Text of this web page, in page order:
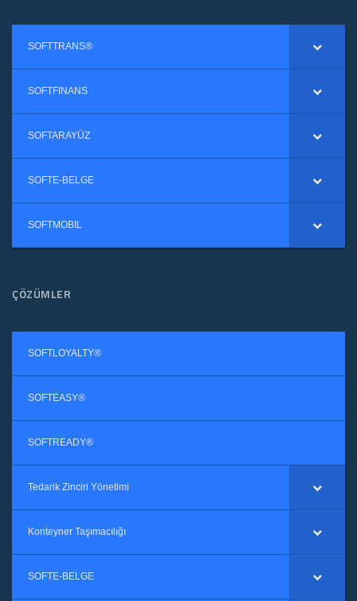
SOFTTRANS®
SOFTFINANS
SOFTARAYÜZ
SOFTE-BELGE
SOFTMOBIL
ÇÖZÜMLER
SOFTLOYALTY®
SOFTEASY®
SOFTREADY®
Tedarik Zinciri Yönetimi
Konteyner Taşımacılığı
SOFTE-BELGE